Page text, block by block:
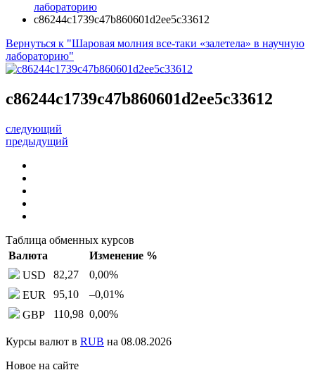
лабораторию
c86244c1739c47b860601d2ee5c33612
Вернуться к "Шаровая молния все-таки «залетела» в научную
лабораторию"
c86244c1739c47b860601d2ee5c33612
следующий
предыдущий
Таблица обменных курсов
Валюта
Изменение %
USD
82,27 0,00%
EUR
95,10 –0,01%
GBP
110,98 0,00%
Курсы валют в RUB на 08.08.2026
Новое на сайте